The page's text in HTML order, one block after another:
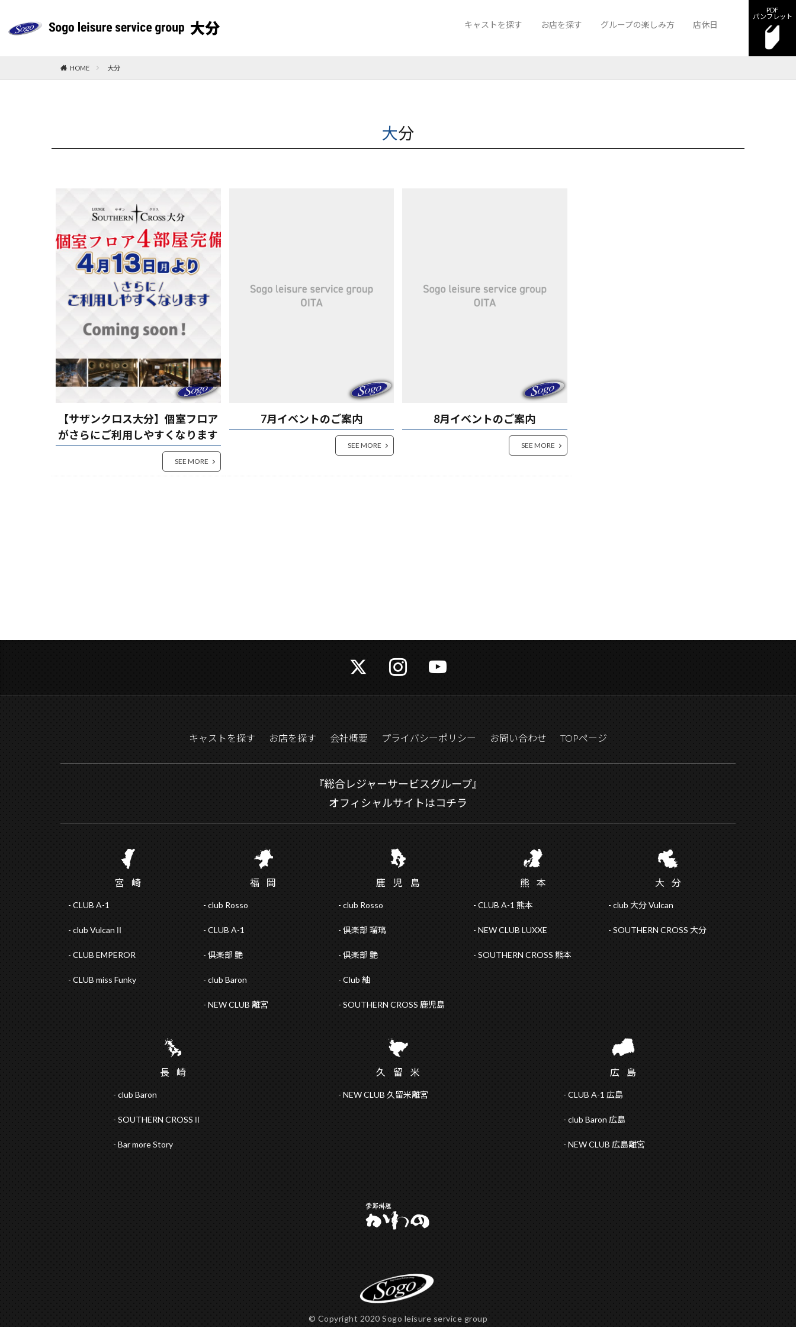
キャストを探す お店を探す グループの楽しみ方 店休日
PDF
パンフレット
HOME 大分
大分
【サザンクロス大分】個室フロア
がさらにご利用しやすくなります
SEE MORE
7月イベントのご案内
SEE MORE
8月イベントのご案内
SEE MORE
キャストを探す お店を探す 会社概要 プライバシーポリシー お問い合わせ TOPページ
『総合レジャーサービスグループ』
オフィシャルサイトはコチラ
宮 崎
CLUB A-1
club VulcanⅡ
CLUB EMPEROR
CLUB miss Funky
福 岡
club Rosso
CLUB A-1
倶楽部 艶
club Baron
NEW CLUB 離宮
鹿児 島
club Rosso
倶楽部 瑠璃
倶楽部 艶
Club 紬
SOUTHERN CROSS 鹿児島
熊本
CLUB A-1 熊本
NEW CLUB LUXXE
SOUTHERN CROSS 熊本
大分
club 大分 Vulcan
SOUTHERN CROSS 大分
長 崎
club Baron
SOUTHERN CROSSⅡ
Bar more Story
久留 米
NEW CLUB 久留米離宮
広 島
CLUB A-1 広島
club Baron 広島
NEW CLUB 広島離宮
© Copyright 2020 Sogo leisure service group